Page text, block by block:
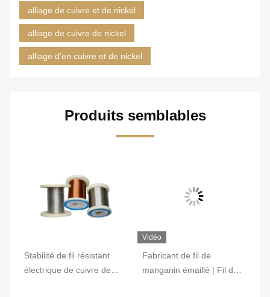
alliage de cuivre et de nickel
alliage de cuivre de nickel
alliage d'en cuivre et de nickel
Produits semblables
Stabilité de fil résistant
électrique de cuivre de
Vidéo
Fabricant de fil de
manganin émaillé | Fil de